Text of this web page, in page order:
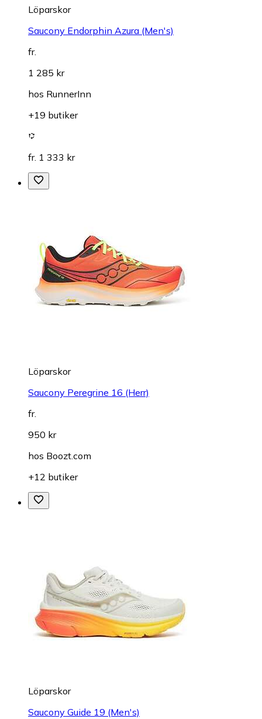
Löparskor
Saucony Endorphin Azura (Men's)
fr.
1 285 kr
hos RunnerInn
+19 butiker
fr. 1 333 kr
Löparskor
Saucony Peregrine 16 (Herr)
fr.
950 kr
hos Boozt.com
+12 butiker
Löparskor
Saucony Guide 19 (Men's)